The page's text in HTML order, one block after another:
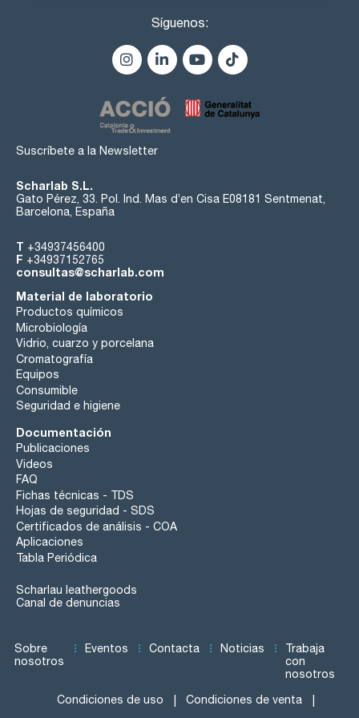
Síguenos:
Suscríbete a la Newsletter
Scharlab S.L.
Gato Pérez, 33. Pol. Ind. Mas d’en Cisa E08181 Sentmenat,
Barcelona, España
T +34937456400
F +34937152765
consultas@scharlab.com
Material de laboratorio
Productos químicos
Microbiología
Vidrio, cuarzo y porcelana
Cromatografía
Equipos
Consumible
Seguridad e higiene
Documentación
Publicaciones
Videos
FAQ
Fichas técnicas - TDS
Hojas de seguridad - SDS
Certificados de análisis - COA
Aplicaciones
Tabla Periódica
Scharlau leathergoods
Canal de denuncias
Sobre
nosotros
Eventos Contacta Noticias
Trabaja
con
nosotros
Condiciones de uso Condiciones de venta